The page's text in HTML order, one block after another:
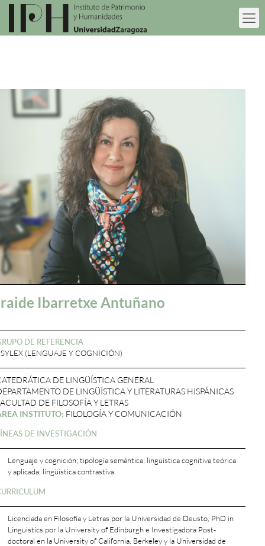
Ibarretxe Antuñano
DE REFERENCIA
(LENGUAJE Y COGNICIÓN)
DE LINGÜÍSTICA GENERAL
DE LINGÜÍSTICA Y LITERATURAS HISPÁNICAS
DE FILOSOFÍA Y LETRAS
INSTITUTO: FILOLOGÍA Y COMUNICACIÓN
DE INVESTIGACIÓN
Lenguaje y cognición; tipología semántica; lingüística cognitiva teórica
y aplicada; lingüística contrastiva.
Licenciada en Filosofía y Letras por la Universidad de Deusto, PhD in
Linguistics por la University of Edinburgh e Investigadora Post-
doctoral en la University of California, Berkeley y la Universidad de